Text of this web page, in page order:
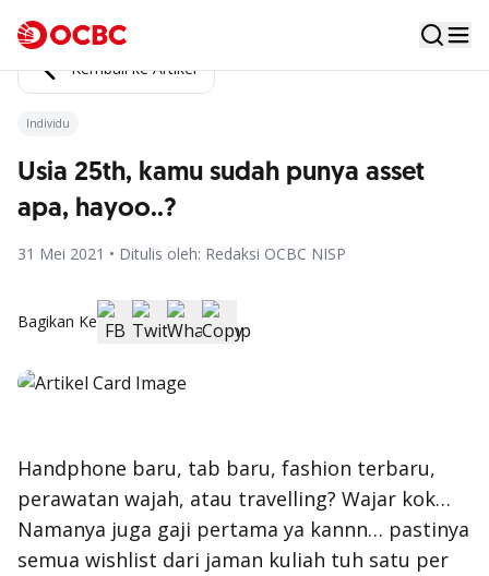
Kembali ke Artikel
Individu
Usia 25th, kamu sudah punya asset
apa, hayoo..?
31 Mei 2021 • Ditulis oleh: Redaksi OCBC NISP
Bagikan Ke
Handphone baru, tab baru, fashion terbaru,
perawatan wajah, atau travelling? Wajar kok…
Namanya juga gaji pertama ya kannn… pastinya
semua wishlist dari jaman kuliah tuh satu per